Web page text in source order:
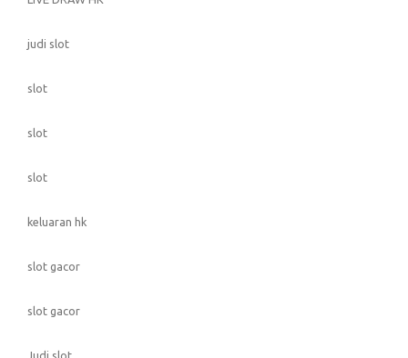
judi slot
slot
slot
slot
keluaran hk
slot gacor
slot gacor
Judi slot